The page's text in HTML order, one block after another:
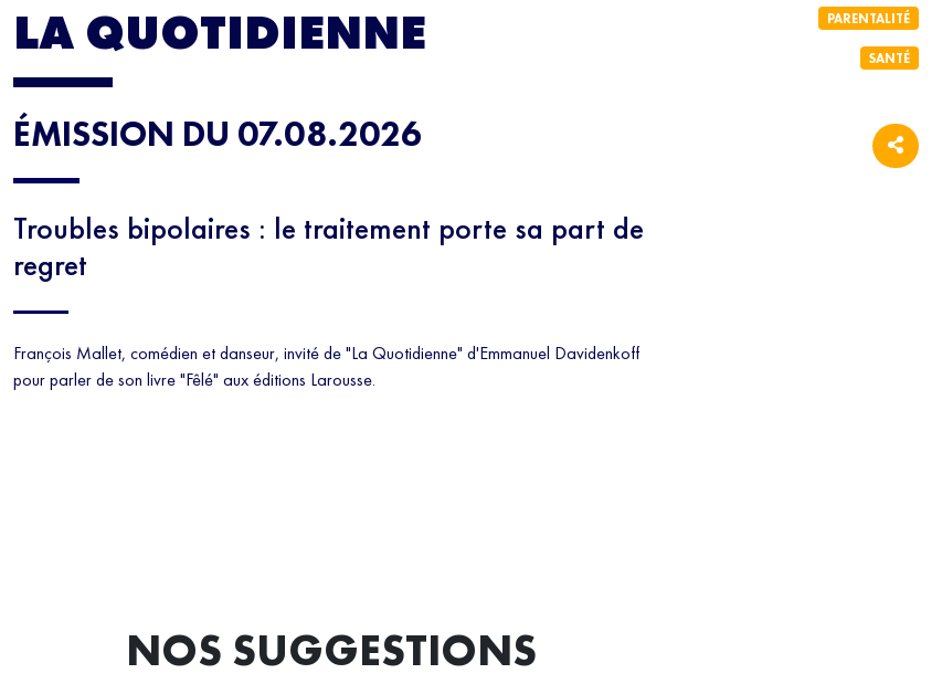
LA QUOTIDIENNE
ÉMISSION DU 07.08.2026
Troubles bipolaires : le traitement porte sa part de
regret
François Mallet, comédien et danseur, invité de "La Quotidienne" d'Emmanuel Davidenkoff
pour parler de son livre "Fêlé" aux éditions Larousse.
PARENTALITÉ
SANTÉ
NOS SUGGESTIONS